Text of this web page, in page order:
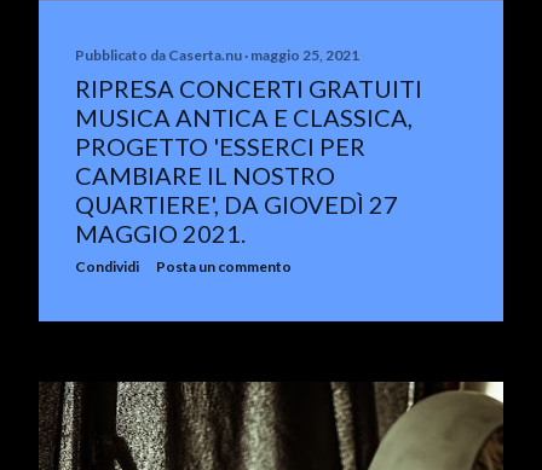
Pubblicato da Caserta.nu maggio 25, 2021
RIPRESA CONCERTI GRATUITI
MUSICA ANTICA E CLASSICA,
PROGETTO 'ESSERCI PER
CAMBIARE IL NOSTRO
QUARTIERE', DA GIOVEDÌ 27
MAGGIO 2021.
Condividi Posta un commento